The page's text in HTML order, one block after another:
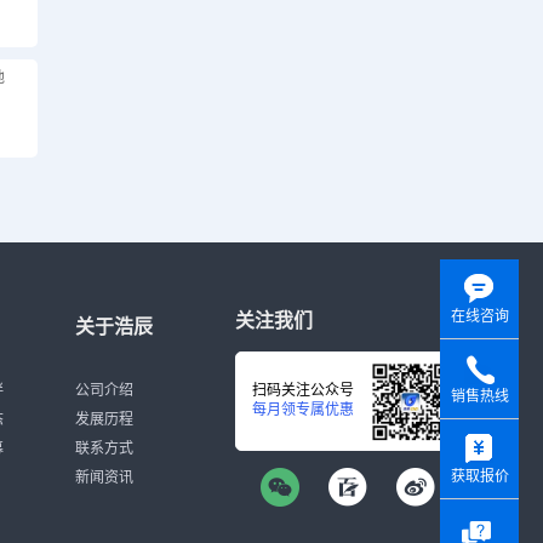
关于浩辰
公司介绍
发展历程
联系方式
新闻资讯
关注我们
扫码关注公众号
每月领专属优惠
在线咨询
销售热线
获取报价